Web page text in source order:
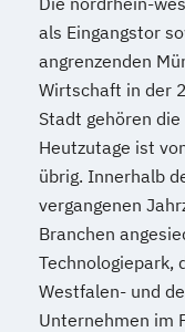
Jugendliche
Supply
als Eingangstor
angrenzenden
Wirtschaft in der
Stadt gehören
Heutzutage ist
übrig. Innerhalb
vergangenen
Branchen
Technologiepark,
Westfalen- und
Unternehmen im